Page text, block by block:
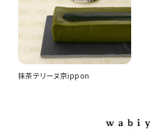
茶の菓 3枚入
円（税込）
円（税込）
抹茶テリーヌ京ippon